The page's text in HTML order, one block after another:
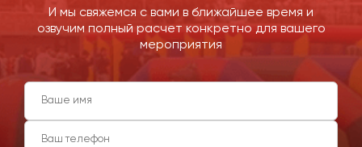
И мы свяжемся с вами в ближайшее время и
озвучим полный расчет конкретно для вашего
мероприятия